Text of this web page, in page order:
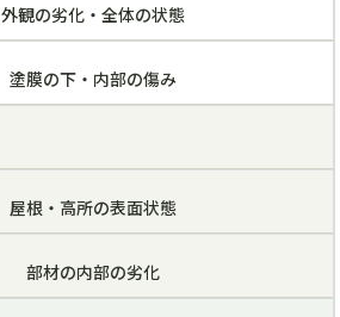
外観の劣化・全体の状態
塗膜の下・内部の傷み
屋根・高所の表面状態
部材の内部の劣化